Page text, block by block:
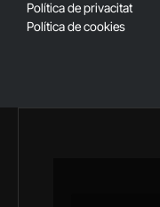
Política de privacitat
Política de cookies